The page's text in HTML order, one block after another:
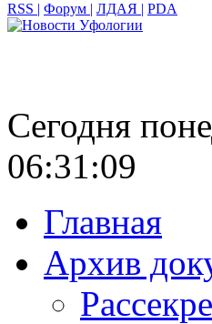
RSS | Форум | ЛДАЯ | PDA
Сегодня
06:31:10
Главная
Архив